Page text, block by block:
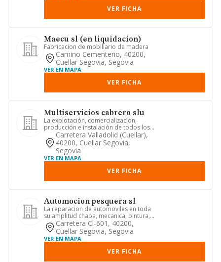
VER FICHA
Maecu sl (en liquidacion)
Fabricacion de mobiliario de madera
Camino Cementerio, 40200,
Cuellar Segovia, Segovia
VER EN MAPA
VER FICHA
Multiservicios cabrero slu
La explotación, comercialización,
producción e instalación de todos los
servicios de decoración de ...
Carretera Valladolid (cuellar),
40200, Cuellar Segovia,
Segovia
VER EN MAPA
VER FICHA
Automocion pesquera sl
La reparacion de automoviles en toda
su amplitud chapa, mecanica, pintura,
etc. compra venta de veh...
Carretera Cl-601, 40200,
Cuellar Segovia, Segovia
VER EN MAPA
VER FICHA